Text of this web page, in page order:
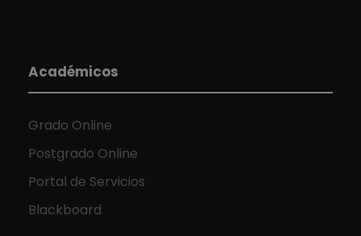
Académicos
Grado Online
Postgrado Online
Portal de Servicios
Blackboard